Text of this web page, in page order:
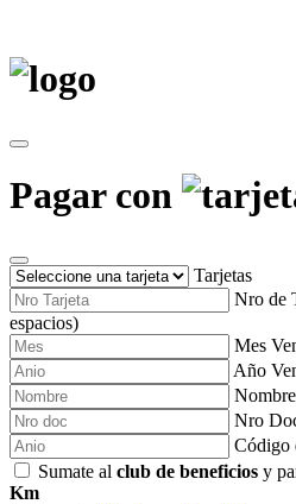
Pagar con
Tarjetas
Nro de
espacios)
Mes
Año
Nro
Código
Sumate al club de beneficios y
Km